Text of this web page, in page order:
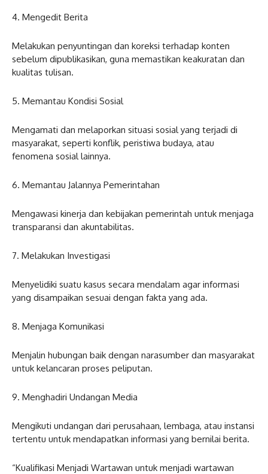
4. Mengedit Berita
Melakukan penyuntingan dan koreksi terhadap konten
sebelum dipublikasikan, guna memastikan keakuratan dan
kualitas tulisan.
5. Memantau Kondisi Sosial
Mengamati dan melaporkan situasi sosial yang terjadi di
masyarakat, seperti konflik, peristiwa budaya, atau
fenomena sosial lainnya.
6. Memantau Jalannya Pemerintahan
Mengawasi kinerja dan kebijakan pemerintah untuk menjaga
transparansi dan akuntabilitas.
7. Melakukan Investigasi
Menyelidiki suatu kasus secara mendalam agar informasi
yang disampaikan sesuai dengan fakta yang ada.
8. Menjaga Komunikasi
Menjalin hubungan baik dengan narasumber dan masyarakat
untuk kelancaran proses peliputan.
9. Menghadiri Undangan Media
Mengikuti undangan dari perusahaan, lembaga, atau instansi
tertentu untuk mendapatkan informasi yang bernilai berita.
“Kualifikasi Menjadi Wartawan untuk menjadi wartawan